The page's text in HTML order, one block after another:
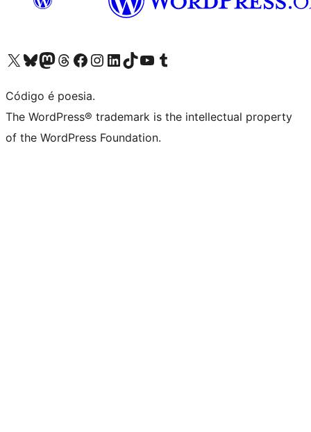
Acessar nossa conta do X (antigo Twitter)
Acessar nossa conta do Bluesky
Acessar nossa conta do Mastodon
Acessar nossa conta do Threads
Acessar nossa página do Facebook
Acessar nossa conta do Instagram
Acessar nossa conta do LinkedIn
Acessar nossa conta do TikTok
Acessar nosso canal do YouTube
Acessar nossa conta no Tumblr
Código é poesia.
The WordPress® trademark is the intellectual property
of the WordPress Foundation.